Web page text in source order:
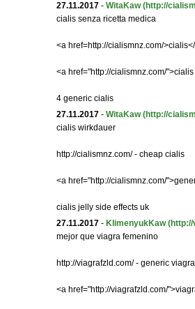
27.11.2017 - WitaKaw (http://
cialis senza ricetta medica
<a href=http://cialismnz.com/
<a href="http://cialismnz.com/
4 generic cialis
27.11.2017 - WitaKaw (http://
cialis wirkdauer
http://cialismnz.com/ - cheap cialis
<a href="http://cialismnz.com/
cialis jelly side effects uk
27.11.2017 - KlimenyukKaw
mejor que viagra femenino
http://viagrafzld.com/ - generic
<a href="http://viagrafzld.com/